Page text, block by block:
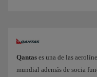
Qantas es una de las
mundial además de socia